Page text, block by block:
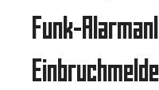
Funk-